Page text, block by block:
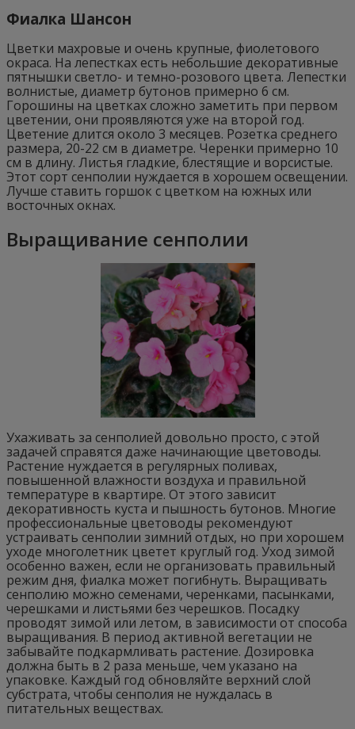
Фиалка Шансон
Цветки махровые и очень крупные, фиолетового
окраса. На лепестках есть небольшие декоративные
пятнышки светло- и темно-розового цвета. Лепестки
волнистые, диаметр бутонов примерно 6 см.
Горошины на цветках сложно заметить при первом
цветении, они проявляются уже на второй год.
Цветение длится около 3 месяцев. Розетка среднего
размера, 20-22 см в диаметре. Черенки примерно 10
см в длину. Листья гладкие, блестящие и ворсистые.
Этот сорт сенполии нуждается в хорошем освещении.
Лучше ставить горшок с цветком на южных или
восточных окнах.
Выращивание сенполии
Ухаживать за сенполией довольно просто, с этой
задачей справятся даже начинающие цветоводы.
Растение нуждается в регулярных поливах,
повышенной влажности воздуха и правильной
температуре в квартире. От этого зависит
декоративность куста и пышность бутонов. Многие
профессиональные цветоводы рекомендуют
устраивать сенполии зимний отдых, но при хорошем
уходе многолетник цветет круглый год. Уход зимой
особенно важен, если не организовать правильный
режим дня, фиалка может погибнуть. Выращивать
сенполию можно семенами, черенками, пасынками,
черешками и листьями без черешков. Посадку
проводят зимой или летом, в зависимости от способа
выращивания. В период активной вегетации не
забывайте подкармливать растение. Дозировка
должна быть в 2 раза меньше, чем указано на
упаковке. Каждый год обновляйте верхний слой
субстрата, чтобы сенполия не нуждалась в
питательных веществах.